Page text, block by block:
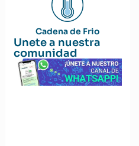
Cadena de Frio
Unete a nuestra
comunidad